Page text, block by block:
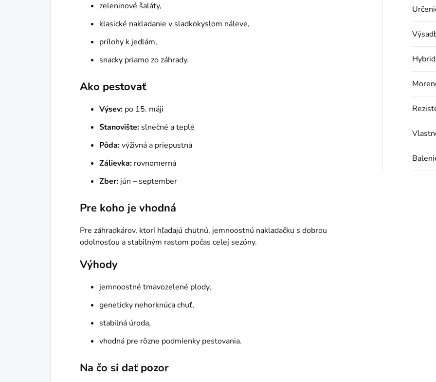
zeleninové šaláty,
klasické nakladanie v sladkokyslom náleve,
prílohy k jedlám,
snacky priamo zo záhrady.
Ako pestovať
Výsev: po 15. máji
Stanovište: slnečné a teplé
Pôda:výživná a priepustná
Zálievka: rovnomerná
Zber:jún – september
Pre koho je vhodná
Pre záhradkárov, ktorí hľadajú chutnú, jemnoostnú nakladačku s dobrou
odolnosťou a stabilným rastom počas celej sezóny.
Výhody
jemnoostné tmavozelené plody,
geneticky nehorknúca chuť,
stabilná úroda,
vhodná pre rôzne podmienky pestovania.
Na čo si dať pozor
Hybrid